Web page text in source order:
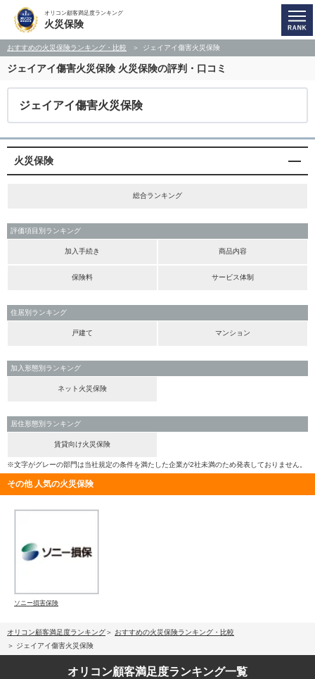
オリコン顧客満足度ランキング
火災保険
おすすめの火災保険ランキング・比較 ジェイアイ傷害火災保険
ジェイアイ傷害火災保険 火災保険の評判・口コミ
ジェイアイ傷害火災保険
火災保険
総合ランキング
評価項目別ランキング
加入手続き 商品内容
保険料 サービス体制
住居別ランキング
戸建て マンション
加入形態別ランキング
ネット火災保険
居住形態別ランキング
賃貸向け火災保険
※文字がグレーの部門は当社規定の条件を満たした企業が2社未満のため発表しておりません。
その他 人気の火災保険
ソニー損害保険
オリコン顧客満足度ランキング
おすすめの火災保険ランキング・比較
ジェイアイ傷害火災保険
オリコン顧客満足度ランキング一覧